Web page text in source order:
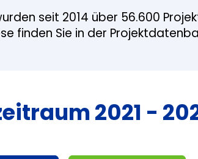
seit 2014 über 56.600
finden Sie in der
2021 -